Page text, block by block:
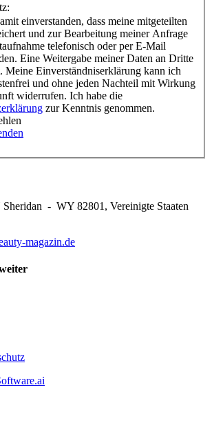
einverstanden, dass meine mitgeteilten
und zur Bearbeitung meiner Anfrage
telefonisch oder per E-Mail
Eine Weitergabe meiner Daten an Dritte
Meine Einverständniserklärung kann ich
und ohne jeden Nachteil mit Wirkung
widerrufen. Ich habe die
zur Kenntnis genommen.
- WY 82801, Vereinigte Staaten
magazin.de